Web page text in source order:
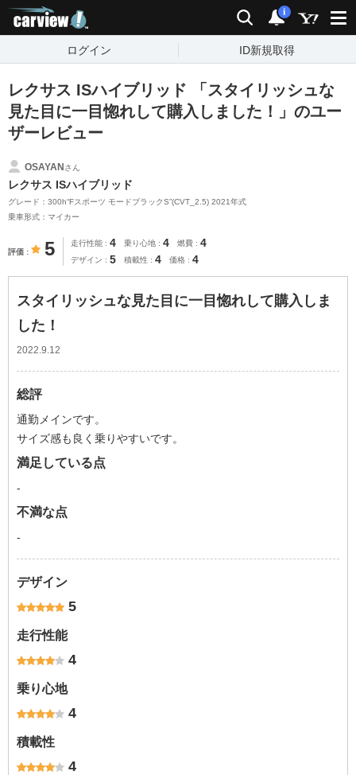
検索 通知
i
ログイン ID新規取得
レクサス ISハイブリッド 「スタイリッシュな
見た目に一目惚れして購入しました！」のユー
ザーレビュー
OSAYANさん
レクサス ISハイブリッド
グレード：300h“Fスポーツ モードブラックS”(CVT_2.5) 2021年式
乗車形式：マイカー
評価 5 走行性能 4 乗り心地 4 燃費 4
デザイン 5 積載性 4 価格 4
スタイリッシュな見た目に一目惚れして購入しま
した！
2022.9.12
総評
通勤メインです。
サイズ感も良く乗りやすいです。
満足している点
-
不満な点
-
デザイン
5
走行性能
4
乗り心地
4
積載性
4